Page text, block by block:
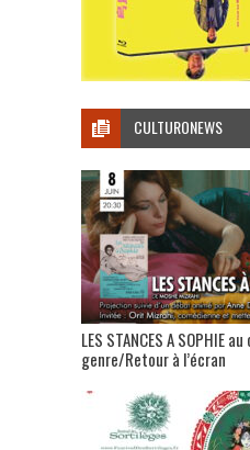
CULTURONEWS
LES STANCES A SOPHIE
genre/Retour à l’écran